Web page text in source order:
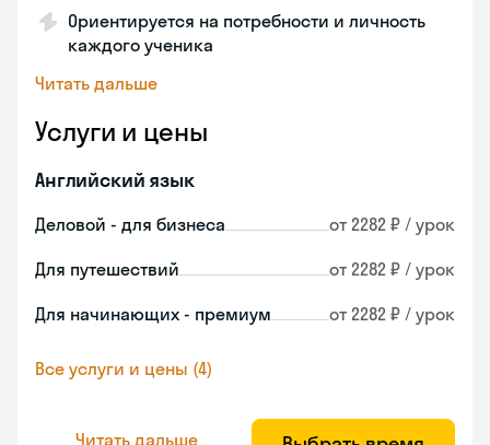
Ориентируется на потребности и личность
каждого ученика
Читать дальше
Услуги и цены
Английский язык
Деловой - для бизнеса от 2282 ₽ / урок
Для путешествий от 2282 ₽ / урок
Для начинающих - премиум от 2282 ₽ / урок
Все услуги и цены (4)
Читать дальше